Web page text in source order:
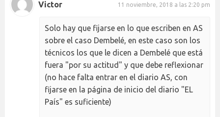
Victor 11 noviembre, 2018 a las 2:20 pm
Solo hay que fijarse en lo que escriben en AS
sobre el caso Dembelé, en este caso son los
técnicos los que le dicen a Dembelé que está
fuera "por su actitud" y que debe reflexionar
(no hace falta entrar en el diario AS, con
fijarse en la página de inicio del diario "EL
País" es suficiente)